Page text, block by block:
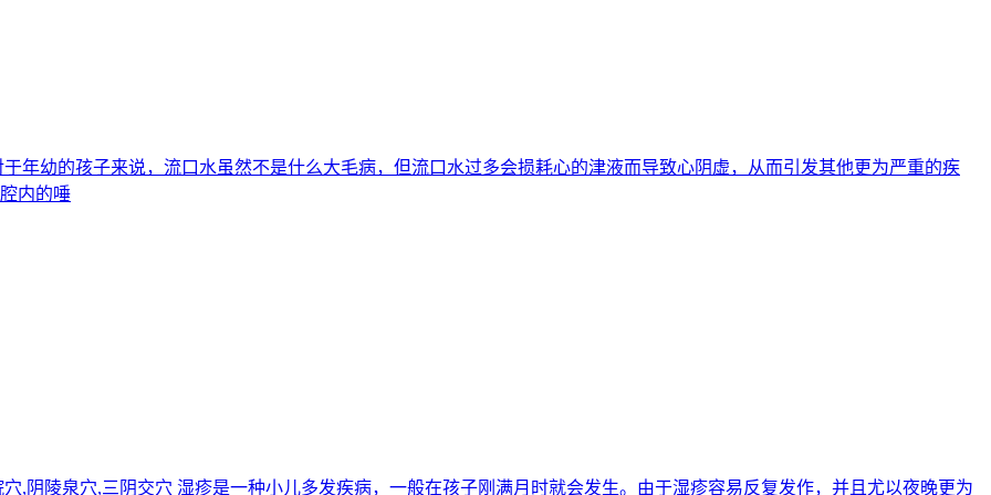
年幼的孩子来说，流口水虽然不是什么大毛病，但流口水过多会损耗心的津液而导致心阴虚，从而引发其他更为严重的疾
内的唾
,阴陵泉穴,三阴交穴 湿疹是一种小儿多发疾病，一般在孩子刚满月时就会发生。由于湿疹容易反复发作，并且尤以夜晚更为